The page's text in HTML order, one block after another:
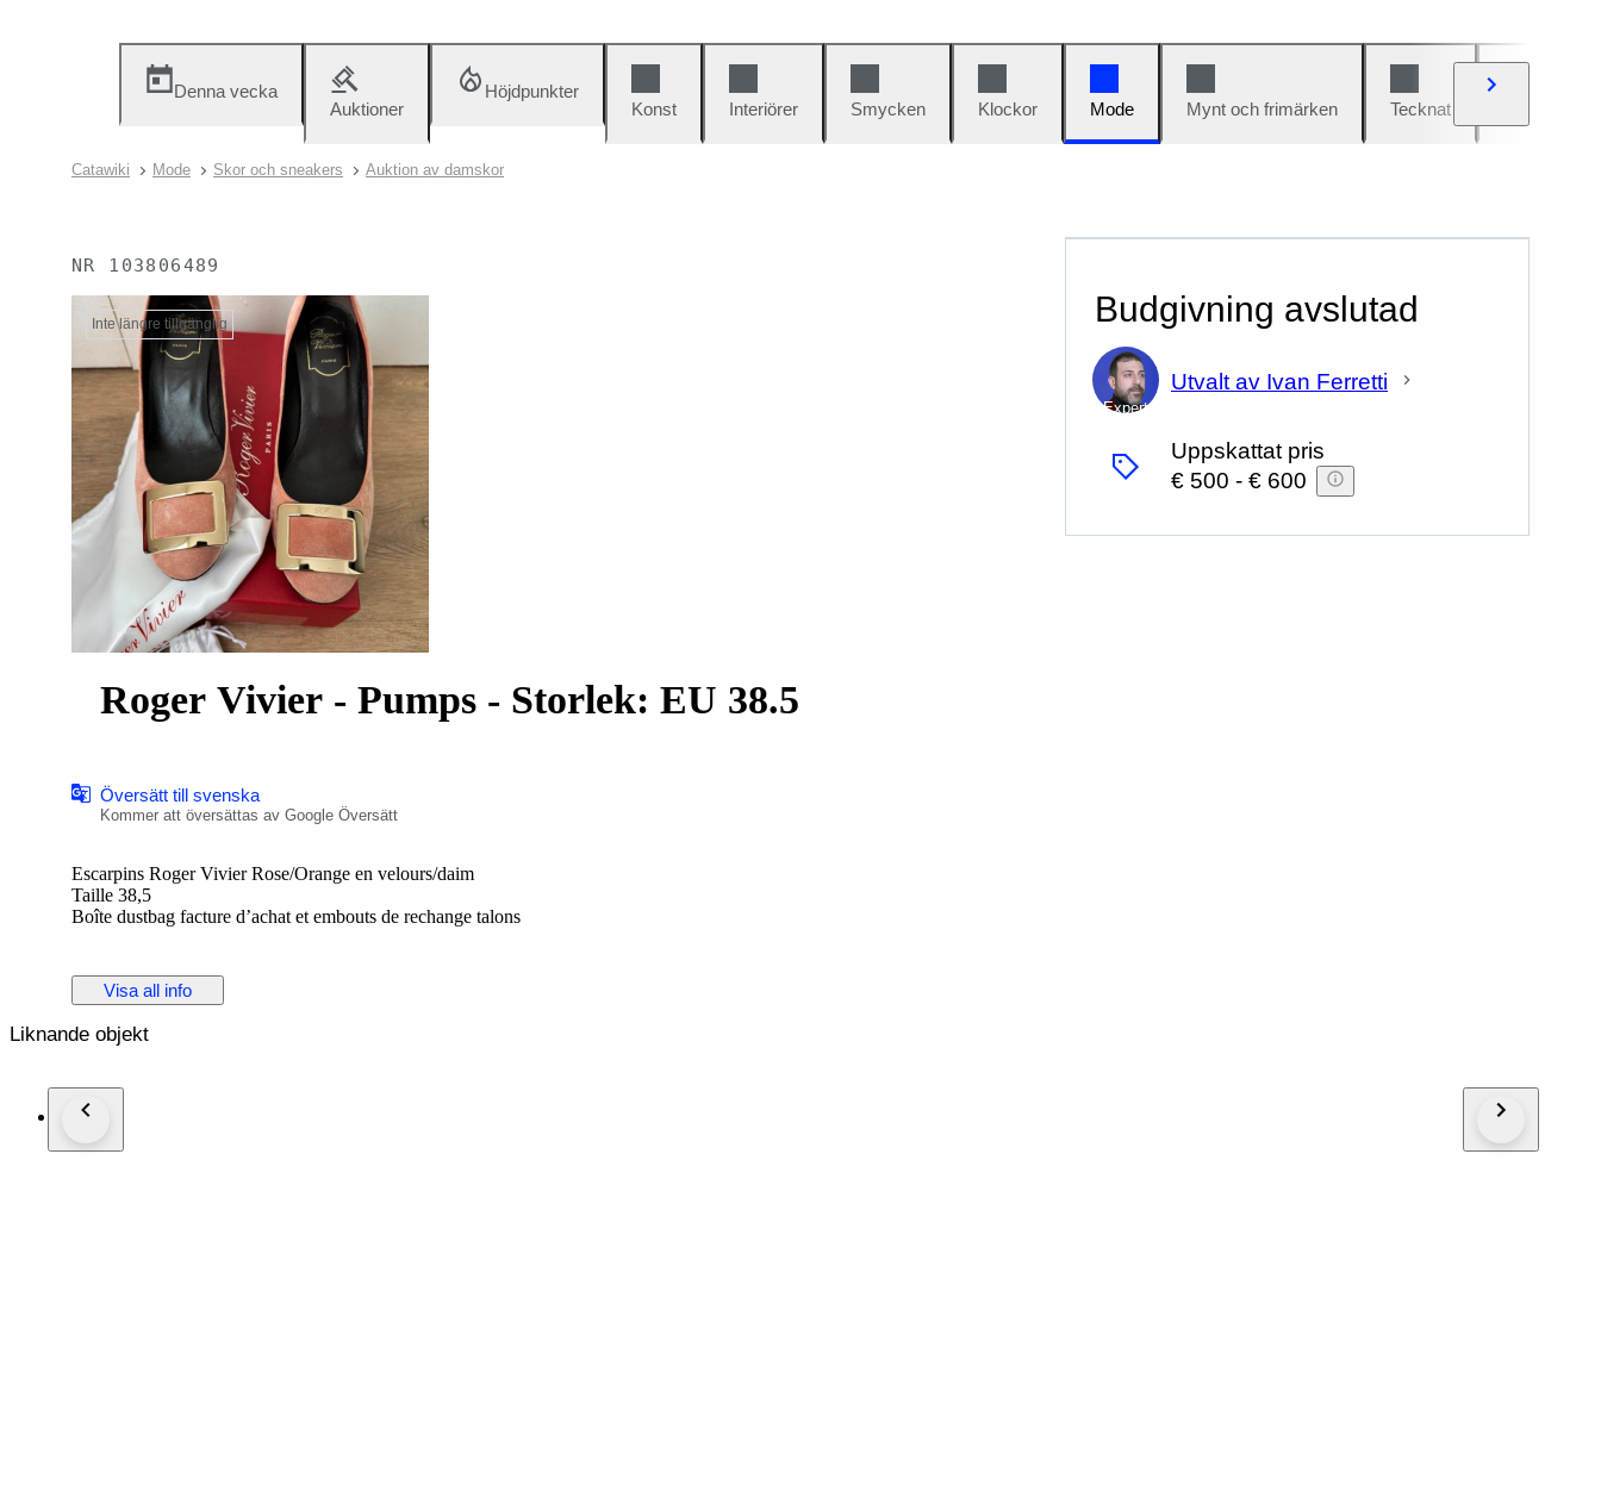
Denna vecka
Auktioner
Höjdpunkter
Konst
Interiörer Smycken Klockor Mode Mynt och frimärken Tecknat
Catawiki Mode Skor och sneakers Auktion av damskor
NR 103806489
Inte längre tillgänglig
Roger Vivier - Pumps - Storlek: EU 38.5
Översätt till svenska
Kommer att översättas av Google Översätt
Escarpins Roger Vivier Rose/Orange en velours/daim
Taille 38,5
Boîte dustbag facture d’achat et embouts de rechange talons
Visa all info
Budgivning avslutad
Expert
Utvalt av Ivan Ferretti
Uppskattat pris
€ 500 - € 600
Liknande objekt